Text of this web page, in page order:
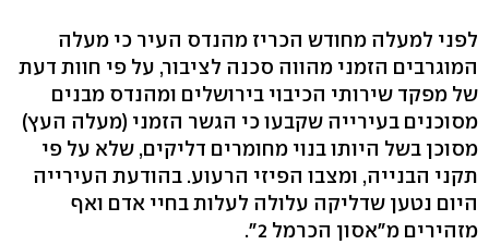
לפני למעלה מחודש הכריז מהנדס העיר כי מעלה
המוגרבים הזמני מהווה סכנה לציבור, על פי חוות דעת
של מפקד שירותי הכיבוי בירושלים ומהנדס מבנים
מסוכנים בעירייה שקבעו כי הגשר הזמני (מעלה העץ)
מסוכן בשל היותו בנוי מחומרים דליקים, שלא על פי
תקני הבנייה, ומצבו הפיזי הרעוע. בהודעת העירייה
היום נטען שדליקה עלולה לעלות בחיי אדם ואף
מזהירים מ"אסון הכרמל 2".